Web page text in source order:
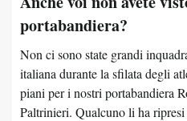
portabandiera?
Non ci sono state grandi
italiana durante la sfilata degli
piani per i nostri portabandiera
Paltrinieri. Qualcuno li ha